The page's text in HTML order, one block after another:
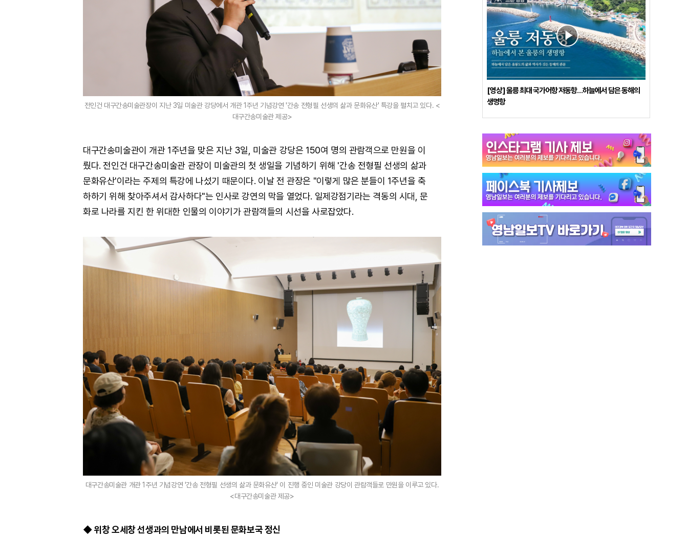
전인건 대구간송미술관장이 지난 3일 미술관 강당에서 개관 1주년 기념강연 '간송 전형필 선생의 삶과 문화유산' 특강을 펼치고 있다. <
대구간송미술관 제공>
대구간송미술관이 개관 1주년을 맞은 지난 3일, 미술관 강당은 150여 명의 관람객으로 만원을 이
뤘다. 전인건 대구간송미술관 관장이 미술관의 첫 생일을 기념하기 위해 '간송 전형필 선생의 삶과
문화유산'이라는 주제의 특강에 나섰기 때문이다. 이날 전 관장은 "이렇게 많은 분들이 1주년을 축
하하기 위해 찾아주셔서 감사하다"는 인사로 강연의 막을 열었다. 일제강점기라는 격동의 시대, 문
화로 나라를 지킨 한 위대한 인물의 이야기가 관람객들의 시선을 사로잡았다.
대구간송미술관 개관 1주년 기념강연 '간송 전형필 선생의 삶과 문화유산' 이 진행 중인 미술관 강당이 관람객들로 만원을 이루고 있다.
<대구간송미술관 제공>
◆ 위창 오세창 선생과의 만남에서 비롯된 문화보국 정신
[영상] 울릉 최대 국가어항 저동항…하늘에서 담은 동해의
생명항